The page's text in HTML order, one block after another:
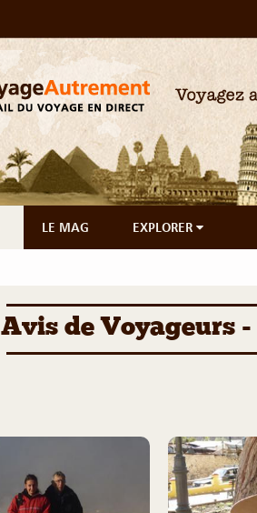
LE MAG EXPLORER
Avis de Voyageurs -